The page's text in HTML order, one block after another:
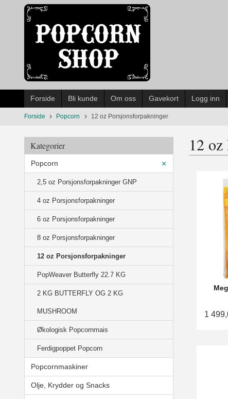
Forside Bli kunde Om oss Gavekort Logg inn
Forside Popcorn 12 oz Porsjonsforpakninger
Kategorier
Popcorn
2,5 oz Porsjonsforpakninger GNP
4 oz Porsjonsforpakninger
6 oz Porsjonsforpakninger
8 oz Porsjonsforpakninger
12 oz Porsjonsforpakninger
PopWeaver Butterfly 22.7 KG
2 KG BUTTERFLY OG 2 KG
MUSHROOM
Økologisk Popcornmais
Ferdigpoppet Popcorn
Popcornmaskiner
Olje, Krydder og Snacks
12
1